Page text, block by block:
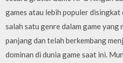
games atau lebih populer disingkat
salah satu genre dalam game yang
panjang dan telah berkembang
dominan di dunia game saat ini.